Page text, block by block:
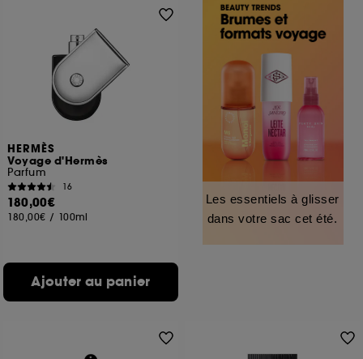
HERMÈS
Voyage d'Hermès
Parfum
16
180,00€
180,00€ / 100ml
Ajouter au panier
Les essentiels à glisser
dans votre sac cet été.